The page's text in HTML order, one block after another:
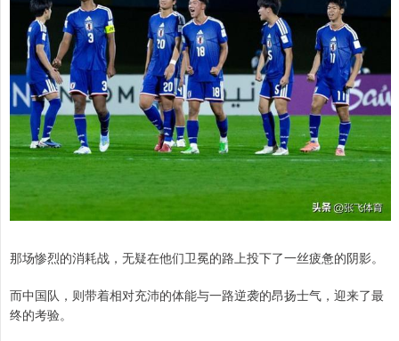
那场惨烈的消耗战，无疑在他们卫冕的路上投下了一丝疲惫的阴影。
而中国队，则带着相对充沛的体能与一路逆袭的昂扬士气，迎来了最
终的考验。